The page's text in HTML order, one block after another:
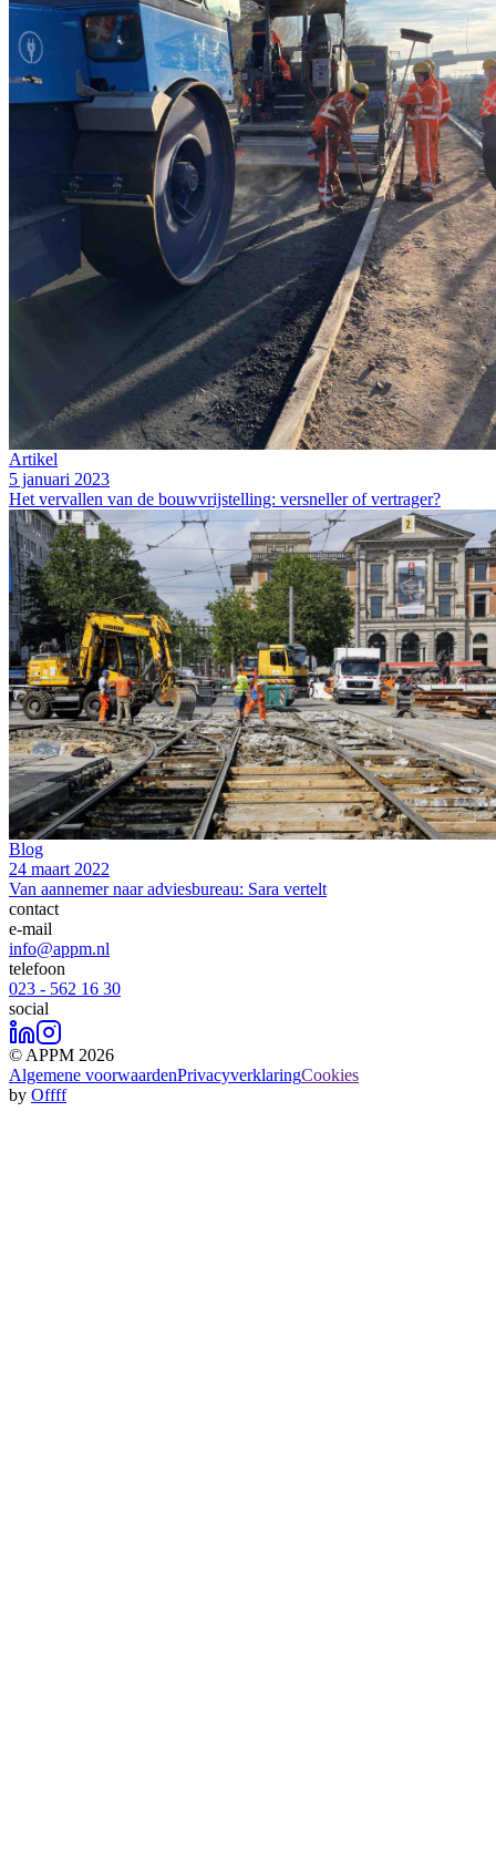
Artikel
5 januari 2023
Het vervallen van de bouwvrijstelling: versneller of vertrager?
Blog
24 maart 2022
Van aannemer naar adviesbureau: Sara vertelt
contact
e-mail
info@appm.nl
telefoon
023 - 562 16 30
social
© APPM 2026
Algemene voorwaardenPrivacyverklaringCookies
by Offff